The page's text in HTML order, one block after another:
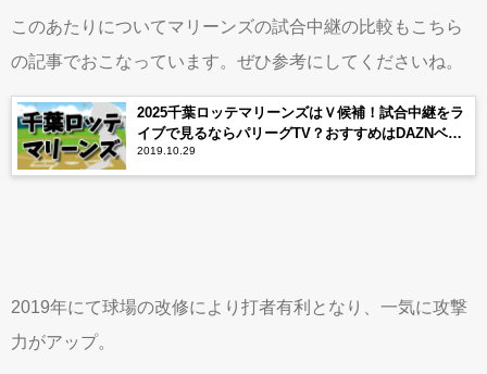
このあたりについてマリーンズの試合中継の比較もこちら
の記事でおこなっています。ぜひ参考にしてくださいね。
2025千葉ロッテマリーンズはＶ候補！試合中継をラ
イブで見るならパリーグTV？おすすめはDAZNベー
スボール？
2019.10.29
2019年にて球場の改修により打者有利となり、一気に攻撃
力がアップ。